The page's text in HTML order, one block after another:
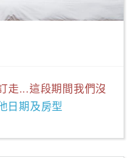
走...這段期間我們沒
日期及房型